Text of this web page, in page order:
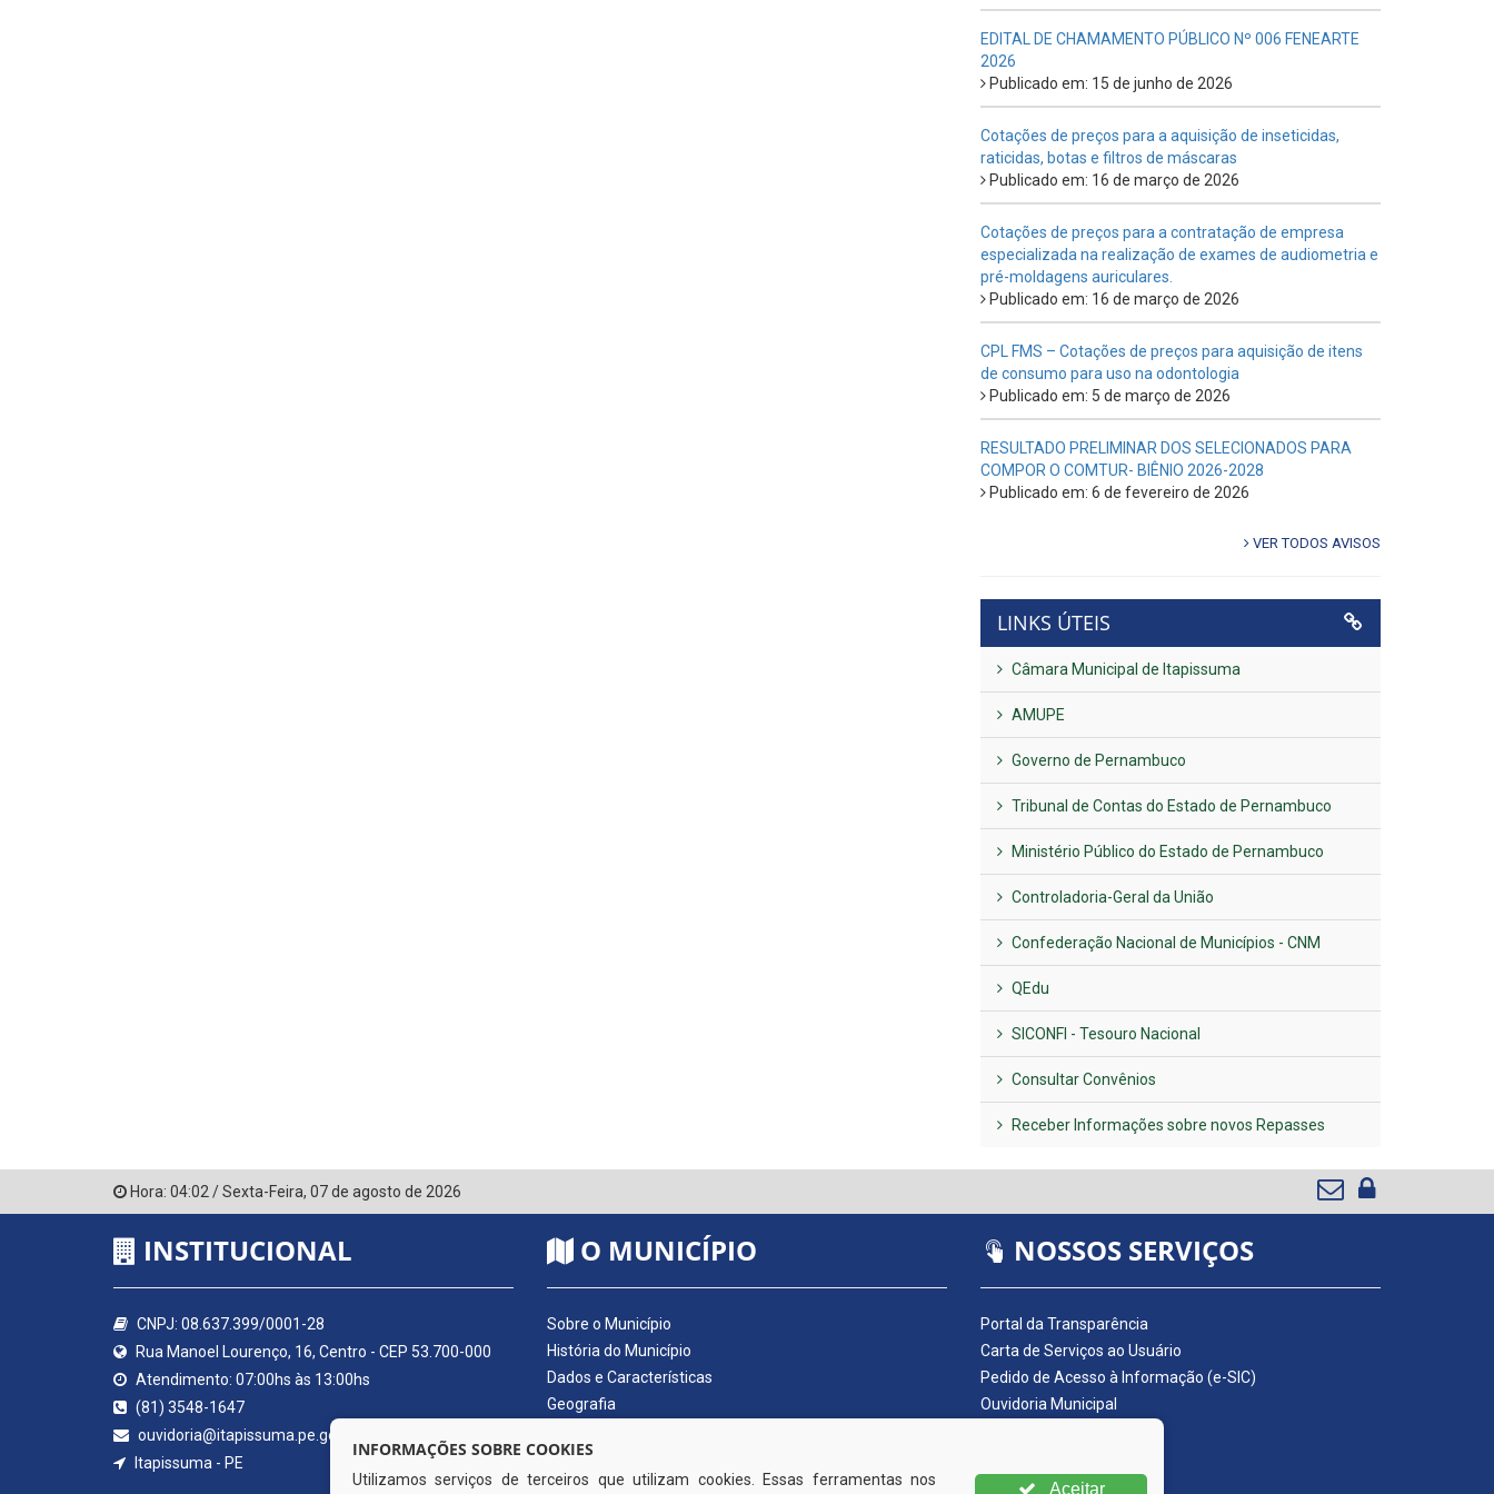
EDITAL DE CHAMAMENTO PÚBLICO Nº 006 FENEARTE
2026
Publicado em: 15 de junho de 2026
Cotações de preços para a aquisição de inseticidas,
raticidas, botas e filtros de máscaras
Publicado em: 16 de março de 2026
Cotações de preços para a contratação de empresa
especializada na realização de exames de audiometria e
pré-moldagens auriculares.
Publicado em: 16 de março de 2026
CPL FMS – Cotações de preços para aquisição de itens
de consumo para uso na odontologia
Publicado em: 5 de março de 2026
RESULTADO PRELIMINAR DOS SELECIONADOS PARA
COMPOR O COMTUR- BIÊNIO 2026-2028
Publicado em: 6 de fevereiro de 2026
VER TODOS AVISOS
LINKS ÚTEIS
Câmara Municipal de Itapissuma
AMUPE
Governo de Pernambuco
Tribunal de Contas do Estado de Pernambuco
Ministério Público do Estado de Pernambuco
Controladoria-Geral da União
Confederação Nacional de Municípios - CNM
QEdu
SICONFI - Tesouro Nacional
Consultar Convênios
Receber Informações sobre novos Repasses
Hora: 04:02 /Sexta-Feira, 07 de agosto de 2026
INSTITUCIONAL
CNPJ: 08.637.399/0001-28
Rua Manoel Lourenço, 16, Centro - CEP 53.700-000
Atendimento: 07:00hs às 13:00hs
(81) 3548-1647
ouvidoria@itapissuma.pe.gov.br
Itapissuma - PE
O MUNICÍPIO
Sobre o Município
História do Município
Dados e Características
Geografia
Símbolos do Município
Hino do Município
NOSSOS SERVIÇOS
Portal da Transparência
Carta de Serviços ao Usuário
Pedido de Acesso à Informação (e-SIC)
Ouvidoria Municipal
Nota Fiscal Eletrônica
INFORMAÇÕES SOBRE COOKIES
Utilizamos serviços de terceiros que utilizam cookies. Essas ferramentas nos
Aceitar